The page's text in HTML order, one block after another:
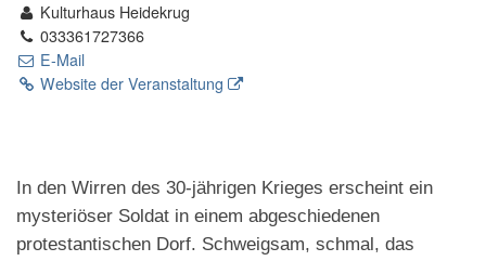
Kulturhaus Heidekrug
033361727366
E-Mail
Website der Veranstaltung
In den Wirren des 30-jährigen Krieges erscheint ein
mysteriöser Soldat in einem abgeschiedenen
protestantischen Dorf. Schweigsam, schmal, das